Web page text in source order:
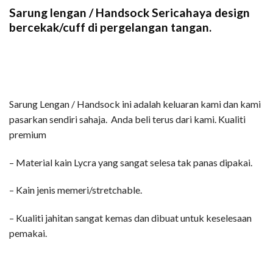
Sarung lengan / Handsock Sericahaya design
bercekak/cuff di pergelangan tangan.
Sarung Lengan / Handsock ini adalah keluaran kami dan kami
pasarkan sendiri sahaja. Anda beli terus dari kami. Kualiti
premium
– Material kain Lycra yang sangat selesa tak panas dipakai.
– Kain jenis memeri/stretchable.
– Kualiti jahitan sangat kemas dan dibuat untuk keselesaan
pemakai.